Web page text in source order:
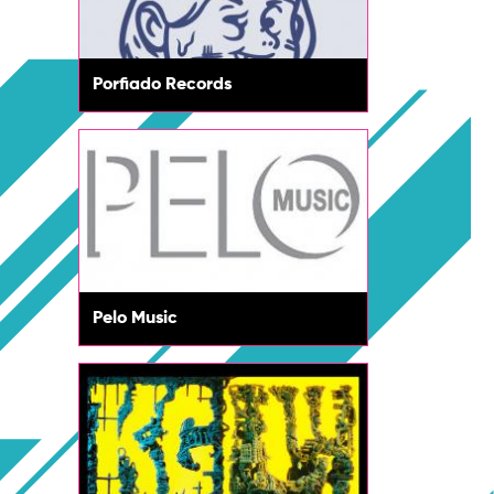
Porfiado Records
Pelo Music